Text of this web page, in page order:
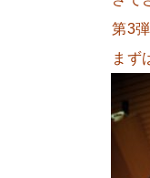
第3
まず